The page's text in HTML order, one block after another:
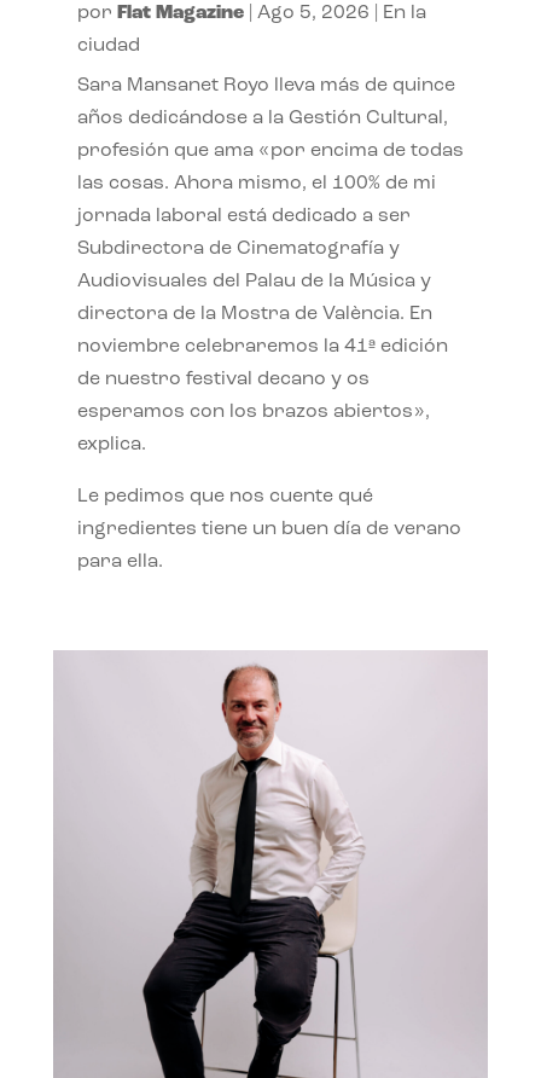
por Flat Magazine| Ago 5, 2026
En la
ciudad
Sara Mansanet Royo lleva más de quince
años dedicándose a la Gestión Cultural,
profesión que ama «por encima de todas
las cosas. Ahora mismo, el 100% de mi
jornada laboral está dedicado a ser
Subdirectora de Cinematografía y
Audiovisuales del Palau de la Música y
directora de la Mostra de València. En
noviembre celebraremos la 41ª edición
de nuestro festival decano y os
esperamos con los brazos abiertos»,
explica.
Le pedimos que nos cuente qué
ingredientes tiene un buen día de verano
para ella.